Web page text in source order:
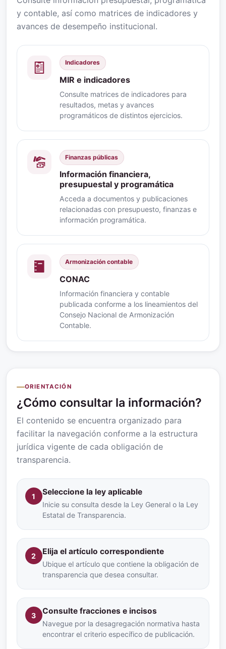
y contable, así como matrices de indicadores y
avances de desempeño institucional.
Indicadores
MIR e indicadores
Consulte matrices de indicadores para
resultados, metas y avances
programáticos de distintos ejercicios.
Finanzas públicas
Información financiera,
presupuestal y programática
Acceda a documentos y publicaciones
relacionadas con presupuesto, finanzas e
información programática.
Armonización contable
CONAC
Información financiera y contable
publicada conforme a los lineamientos del
Consejo Nacional de Armonización
Contable.
ORIENTACIÓN
¿Cómo consultar la información?
El contenido se encuentra organizado para
facilitar la navegación conforme a la estructura
jurídica vigente de cada obligación de
transparencia.
1 Seleccione la ley aplicable
Inicie su consulta desde la Ley General o la Ley
Estatal de Transparencia.
2 Elija el artículo correspondiente
Ubique el artículo que contiene la obligación de
transparencia que desea consultar.
3 Consulte fracciones e incisos
Navegue por la desagregación normativa hasta
encontrar el criterio específico de publicación.